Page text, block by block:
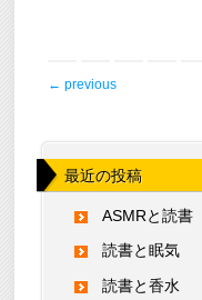
post
← previous
最近の投稿
ASMRと読書
読書と眠気
読書と香水